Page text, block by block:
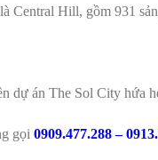
Central Hill, gồm 931
dự án The Sol City hứa
gọi 0909.477.288 –